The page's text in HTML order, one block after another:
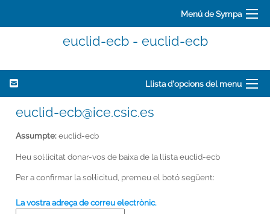
Menú de Sympa
euclid-ecb - euclid-ecb
Llista d'opcions del menu
euclid-ecb@ice.csic.es
Assumpte:euclid-ecb
Heu sol·licitat donar-vos de baixa de la llista euclid-ecb
Per a confirmar la sol·licitud, premeu el botó següent:
La vostra adreça de correu electrònic.